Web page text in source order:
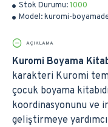
Stok Durumu:1000
Model:kuromi-
AÇIKLAMA
Kuromi Boyama
karakteri Kuromi
çocuk boyama
koordinasyonunu ve
geliştirmeye